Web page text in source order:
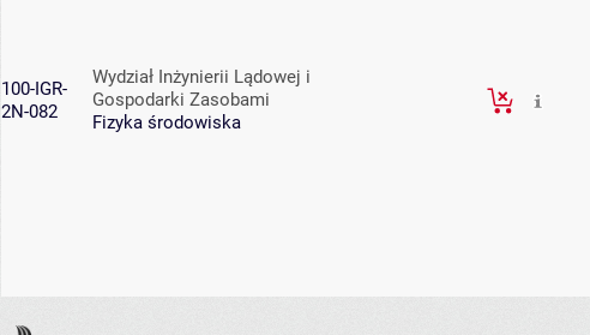
100-IGR-
2N-082
Wydział Inżynierii Lądowej i
Gospodarki Zasobami
Fizyka środowiska